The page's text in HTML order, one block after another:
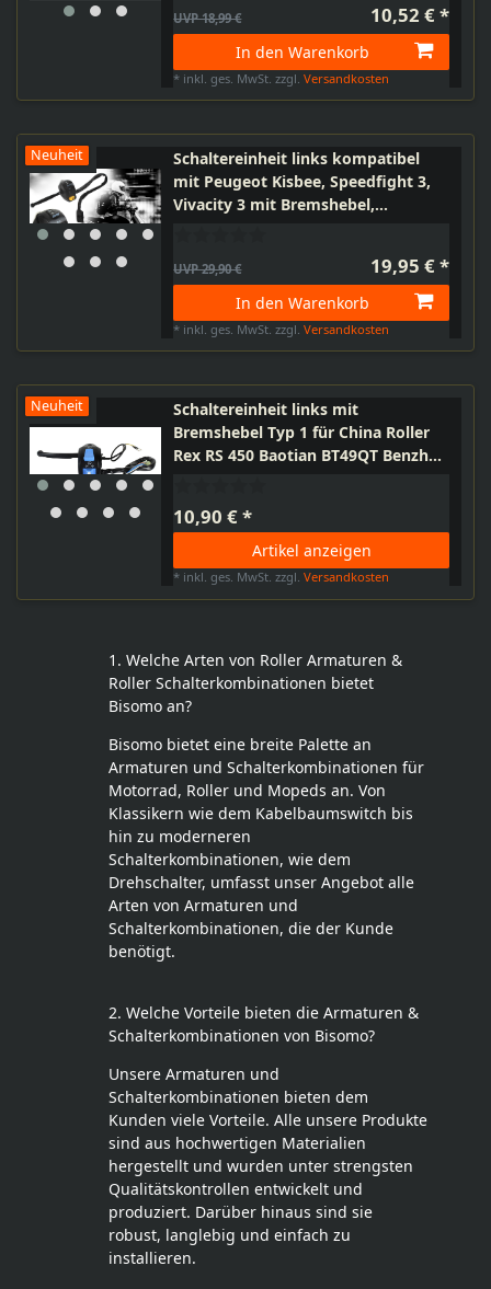
UVP 18,99 € 10,52 € *
In den Warenkorb
* inkl. ges. MwSt. zzgl.Versandkosten
Neuheit
Schaltereinheit links kompatibel
mit Peugeot Kisbee, Speedfight 3,
Vivacity 3 mit Bremshebel,
UVP 29,90 € 19,95 € *
In den Warenkorb
* inkl. ges. MwSt. zzgl.Versandkosten
Neuheit
Schaltereinheit links mit
Bremshebel Typ 1 für China Roller
Rex RS 450 Baotian BT49QT Benzhou
10,90 € *
Artikel anzeigen
* inkl. ges. MwSt. zzgl.Versandkosten
1. Welche Arten von Roller Armaturen &
Roller Schalterkombinationen bietet
Bisomo an?
Bisomo bietet eine breite Palette an
Armaturen und Schalterkombinationen für
Motorrad, Roller und Mopeds an. Von
Klassikern wie dem Kabelbaumswitch bis
hin zu moderneren
Schalterkombinationen, wie dem
Drehschalter, umfasst unser Angebot alle
Arten von Armaturen und
Schalterkombinationen, die der Kunde
benötigt.
2. Welche Vorteile bieten die Armaturen &
Schalterkombinationen von Bisomo?
Unsere Armaturen und
Schalterkombinationen bieten dem
Kunden viele Vorteile. Alle unsere Produkte
sind aus hochwertigen Materialien
hergestellt und wurden unter strengsten
Qualitätskontrollen entwickelt und
produziert. Darüber hinaus sind sie
robust, langlebig und einfach zu
installieren.